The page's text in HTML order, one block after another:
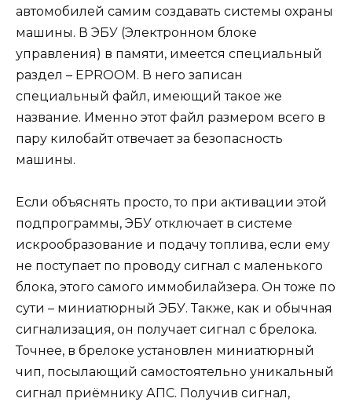
автомобилей самим создавать системы охраны
машины. В ЭБУ (Электронном блоке
управления) в памяти, имеется специальный
раздел – EPROOM. В него записан
специальный файл, имеющий такое же
название. Именно этот файл размером всего в
пару килобайт отвечает за безопасность
машины.
Если объяснять просто, то при активации этой
подпрограммы, ЭБУ отключает в системе
искрообразование и подачу топлива, если ему
не поступает по проводу сигнал с маленького
блока, этого самого иммобилайзера. Он тоже по
сути – миниатюрный ЭБУ. Также, как и обычная
сигнализация, он получает сигнал с брелока.
Точнее, в брелоке установлен миниатюрный
чип, посылающий самостоятельно уникальный
сигнал приёмнику АПС. Получив сигнал,